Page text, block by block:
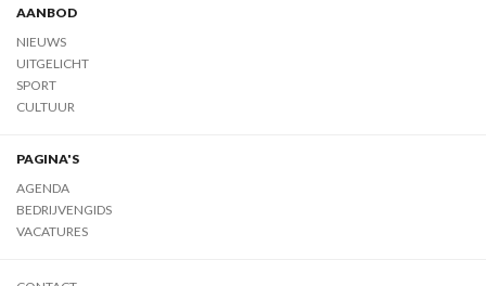
AANBOD
NIEUWS
UITGELICHT
SPORT
CULTUUR
PAGINA'S
AGENDA
BEDRIJVENGIDS
VACATURES